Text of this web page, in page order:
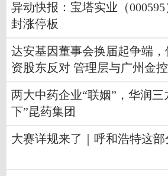
异动快报：宝塔实业（
封涨停板
达安基因董事会换届起争端，
资股东反对 管理层与广州金
两大中药企业“联姻”，华润三
下”昆药集团
大赛详规来了｜呼和浩特这部